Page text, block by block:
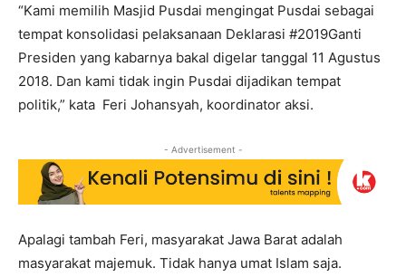
“Kami memilih Masjid Pusdai mengingat Pusdai sebagai
tempat konsolidasi pelaksanaan Deklarasi #2019Ganti
Presiden yang kabarnya bakal digelar tanggal 11 Agustus
2018. Dan kami tidak ingin Pusdai dijadikan tempat
politik,” kata Feri Johansyah, koordinator aksi.
- Advertisement -
Apalagi tambah Feri, masyarakat Jawa Barat adalah
masyarakat majemuk. Tidak hanya umat Islam saja.